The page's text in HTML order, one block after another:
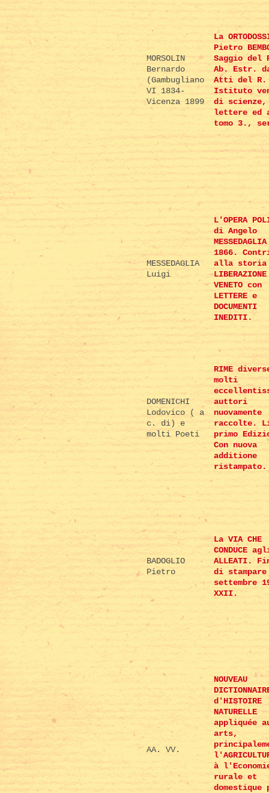
MORSOLIN
Bernardo
(Gambugliano
VI 1834-
Vicenza 1899
La
Pietro
Saggio del
Ab. Estr.
Atti del R.
Istituto
di scienze,
lettere ed
tomo 3.,
MESSEDAGLIA
Luigi
L'OPERA
di Angelo
1866.
alla
VENETO con
LETTERE e
DOCUMENTI
INEDITI.
DOMENICHI
Lodovico ( a
c. di) e
molti Poeti
RIME
molti
auttori
nuovamente
raccolte.
primo
Con nuova
additione
ristampato.
BADOGLIO
Pietro
La VIA CHE
CONDUCE
ALLEATI.
di
settembre
XXII.
AA. VV.
NOUVEAU
d'HISTOIRE
NATURELLE
appliquée
arts,
à
rurale et
domestique